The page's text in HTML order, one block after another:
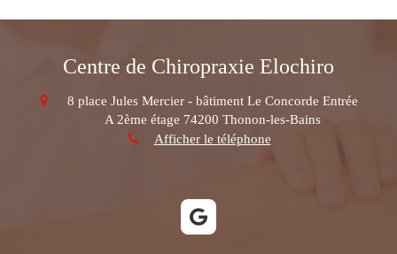
Centre de Chiropraxie Elochiro
8 place Jules Mercier - bâtiment Le Concorde Entrée
A 2ème étage 74200 Thonon-les-Bains
Afficher le téléphone